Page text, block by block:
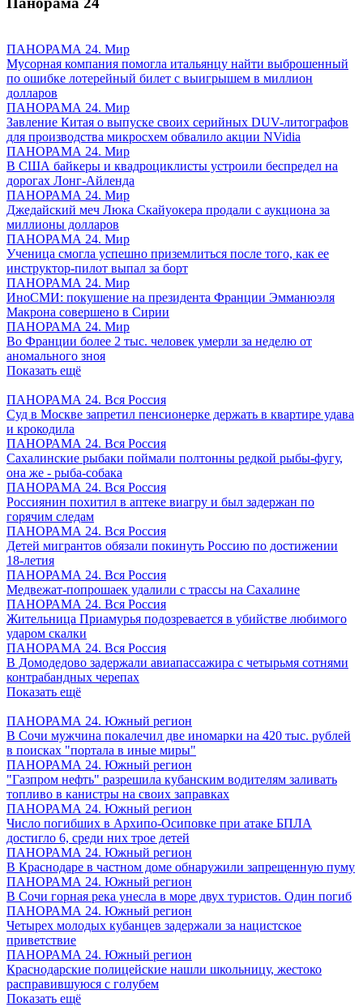
ПАНОРАМА 24. Мир
Мусорная компания помогла итальянцу найти выброшенный
по ошибке лотерейный билет с выигрышем в миллион
долларов
ПАНОРАМА 24. Мир
Завление Китая о выпуске своих серийных DUV-литографов
для производства микросхем обвалило акции NVidia
ПАНОРАМА 24. Мир
В США байкеры и квадроциклисты устроили беспредел на
дорогах Лонг-Айленда
ПАНОРАМА 24. Мир
Джедайский меч Люка Скайуокера продали с аукциона за
миллионы долларов
ПАНОРАМА 24. Мир
Ученица смогла успешно приземлиться после того, как ее
инструктор-пилот выпал за борт
ПАНОРАМА 24. Мир
ИноСМИ: покушение на президента Франции Эмманюэля
Макрона совершено в Сирии
ПАНОРАМА 24. Мир
Во Франции более 2 тыс. человек умерли за неделю от
аномального зноя
Показать ещё
ПАНОРАМА 24. Вся Россия
Суд в Москве запретил пенсионерке держать в квартире удава
и крокодила
ПАНОРАМА 24. Вся Россия
Сахалинские рыбаки поймали полтонны редкой рыбы-фугу,
она же - рыба-собака
ПАНОРАМА 24. Вся Россия
Россиянин похитил в аптеке виагру и был задержан по
горячим следам
ПАНОРАМА 24. Вся Россия
Детей мигрантов обязали покинуть Россию по достижении
18-летия
ПАНОРАМА 24. Вся Россия
Медвежат-попрошаек удалили с трассы на Сахалине
ПАНОРАМА 24. Вся Россия
Жительница Приамурья подозревается в убийстве любимого
ударом скалки
ПАНОРАМА 24. Вся Россия
В Домодедово задержали авиапассажира с четырьмя сотнями
контрабандных черепах
Показать ещё
ПАНОРАМА 24. Южный регион
В Сочи мужчина покалечил две иномарки на 420 тыс. рублей
в поисках "портала в иные миры"
ПАНОРАМА 24. Южный регион
"Газпром нефть" разрешила кубанским водителям заливать
топливо в канистры на своих заправках
ПАНОРАМА 24. Южный регион
Число погибших в Архипо-Осиповке при атаке БПЛА
достигло 6, среди них трое детей
ПАНОРАМА 24. Южный регион
В Краснодаре в частном доме обнаружили запрещенную пуму
ПАНОРАМА 24. Южный регион
В Сочи горная река унесла в море двух туристов. Один погиб
ПАНОРАМА 24. Южный регион
Четырех молодых кубанцев задержали за нацистское
приветствие
ПАНОРАМА 24. Южный регион
Краснодарские полицейские нашли школьницу, жестоко
расправившуюся с голубем
Показать ещё